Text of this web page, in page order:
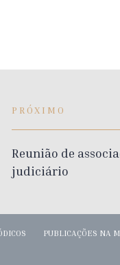
PRÓXIMO
Reunião de
judiciário
PUBLICAÇÕES NA